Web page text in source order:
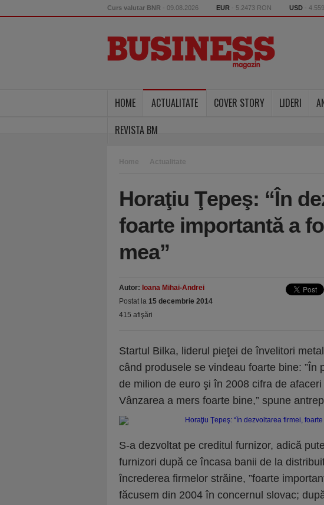
Curs valutar BNR - 09.08.2026 EUR - 5.2473 RON USD -
HOME ACTUALITATE COVER STORY LIDERI
REVISTA BM
Home Actualitate
Horaţiu Ţepeş: “În
foarte importantă a
mea”
Autor: Ioana Mihai-Andrei
Postat la 15 decembrie 2014
415 afişări
Startul Bilka, liderul pieţei de învelitori
când produsele se vindeau foarte bine: ”În
de milion de euro şi în 2008 cifra de
Vânzarea a mers foarte bine,” spune
S-a dezvoltat pe creditul furnizor, adică
furnizori după ce încasa banii de la
încrederea firmelor străine, ”foarte
făcusem din 2004 în concernul slovac;